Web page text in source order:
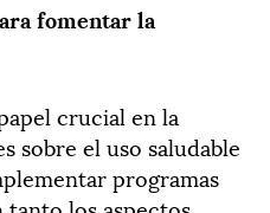
fomentar la
crucial en la
sobre el uso saludable
programas